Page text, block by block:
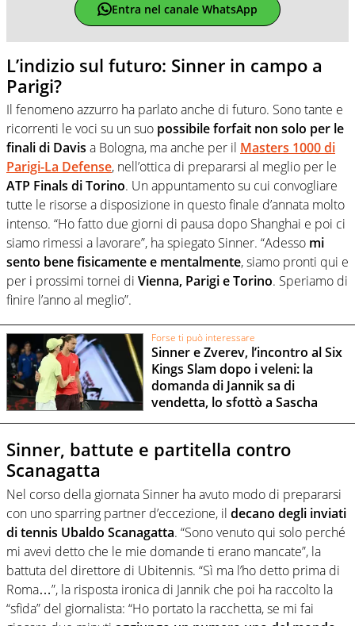
Entra nel canale WhatsApp
L’indizio sul futuro: Sinner in campo a
Parigi?
Il fenomeno azzurro ha parlato anche di futuro. Sono tante e
ricorrenti le voci su un suo possibile forfait non solo per le
finali di Davis a Bologna, ma anche per il Masters 1000 di
Parigi-La Defense, nell’ottica di prepararsi al meglio per le
ATP Finals di Torino. Un appuntamento su cui convogliare
tutte le risorse a disposizione in questo finale d’annata molto
intenso. “Ho fatto due giorni di pausa dopo Shanghai e poi ci
siamo rimessi a lavorare”, ha spiegato Sinner. “Adesso mi
sento bene fisicamente e mentalmente, siamo pronti qui e
per i prossimi tornei di Vienna, Parigi e Torino. Speriamo di
finire l’anno al meglio”.
Forse ti può interessare
Sinner e Zverev, l’incontro al Six
Kings Slam dopo i veleni: la
domanda di Jannik sa di
vendetta, lo sfottò a Sascha
Sinner, battute e partitella contro
Scanagatta
Nel corso della giornata Sinner ha avuto modo di prepararsi
con uno sparring partner d’eccezione, il decano degli inviati
di tennis Ubaldo Scanagatta. “Sono venuto qui solo perché
mi avevi detto che le mie domande ti erano mancate”, la
battuta del direttore di Ubitennis. “Sì ma l’ho detto prima di
Roma…”, la risposta ironica di Jannik che poi ha raccolto la
“sfida” del giornalista: “Ho portato la racchetta, se mi fai